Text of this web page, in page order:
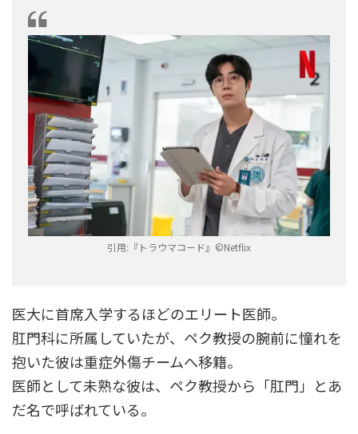
引用:『トラウマコード』©︎Netflix
医大に首席入学するほどのエリート医師。
肛門科に所属していたが、ペク教授の腕前に憧れを
抱いた彼は重症外傷チームへ移籍。
医師として未熟な彼は、ペク教授から「肛門」とあ
だ名で呼ばれている。